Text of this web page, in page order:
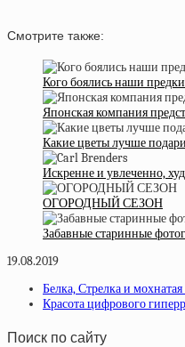
Смотрите также:
Кого боялись наши
Японская компания
Какие цветы лучше
Искренне и увлеченно,
ОГОРОДНЫЙ СЕЗОН
Забавные старинные
19.08.2019
Белка, Стрелка и
Красота цифрового
Поиск по сайту